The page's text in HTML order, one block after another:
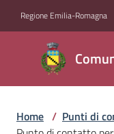
Regione Emilia-Romagna
Comune
di
Argelato
Home / Punti di